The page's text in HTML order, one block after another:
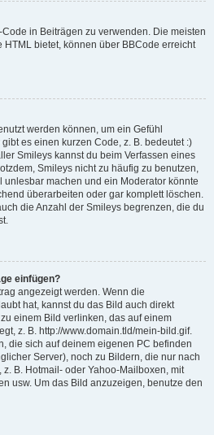
in Beiträgen zu verwenden. Die meisten
HTML bietet, können über BBCode erreicht
werden können, um ein Gefühl
es einen kurzen Code, z. B. bedeutet :)
Smileys kannst du beim Verfassen eines
Smileys nicht zu häufig zu benutzen,
machen und ein Moderator könnte
überarbeiten oder gar komplett löschen.
die Anzahl der Smileys begrenzen, die du
einfügen?
angezeigt werden. Wenn die
hat, kannst du das Bild auch direkt
einem Bild verlinken, das auf einem
z. B. http://www.domain.tld/mein-bild.gif.
die sich auf deinem eigenen PC befinden
Server), noch zu Bildern, die nur nach
B. Hotmail- oder Yahoo-Mailboxen, mit
usw. Um das Bild anzuzeigen, benutze den